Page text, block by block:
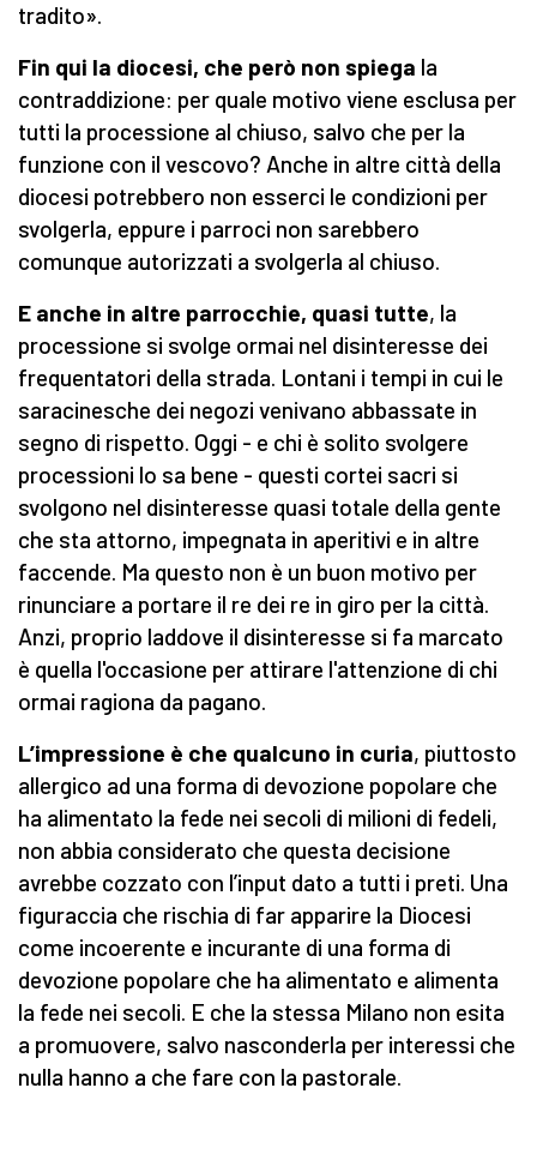
tradito».
Fin qui la diocesi, che però non spiega la
contraddizione: per quale motivo viene esclusa per
tutti la processione al chiuso, salvo che per la
funzione con il vescovo? Anche in altre città della
diocesi potrebbero non esserci le condizioni per
svolgerla, eppure i parroci non sarebbero
comunque autorizzati a svolgerla al chiuso.
E anche in altre parrocchie, quasi tutte, la
processione si svolge ormai nel disinteresse dei
frequentatori della strada. Lontani i tempi in cui le
saracinesche dei negozi venivano abbassate in
segno di rispetto. Oggi - e chi è solito svolgere
processioni lo sa bene - questi cortei sacri si
svolgono nel disinteresse quasi totale della gente
che sta attorno, impegnata in aperitivi e in altre
faccende. Ma questo non è un buon motivo per
rinunciare a portare il re dei re in giro per la città.
Anzi, proprio laddove il disinteresse si fa marcato
è quella l'occasione per attirare l'attenzione di chi
ormai ragiona da pagano.
L’impressione è che qualcuno in curia, piuttosto
allergico ad una forma di devozione popolare che
ha alimentato la fede nei secoli di milioni di fedeli,
non abbia considerato che questa decisione
avrebbe cozzato con l’input dato a tutti i preti. Una
figuraccia che rischia di far apparire la Diocesi
come incoerente e incurante di una forma di
devozione popolare che ha alimentato e alimenta
la fede nei secoli. E che la stessa Milano non esita
a promuovere, salvo nasconderla per interessi che
nulla hanno a che fare con la pastorale.